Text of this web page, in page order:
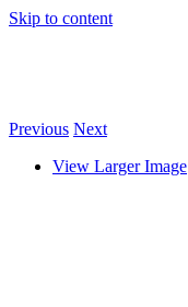
Skip to content
Previous Next
View Larger Image